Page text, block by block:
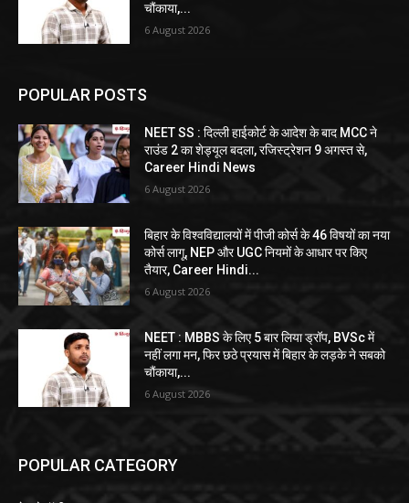
चौंकाया,...
6 August 2026
POPULAR POSTS
NEET SS : दिल्ली हाईकोर्ट के आदेश के बाद MCC ने
राउंड 2 का शेड्यूल बदला, रजिस्ट्रेशन 9 अगस्त से,
Career Hindi News
6 August 2026
बिहार के विश्वविद्यालयों में पीजी कोर्स के 46 विषयों का नया
कोर्स लागू, NEP और UGC नियमों के आधार पर किए
तैयार, Career Hindi...
6 August 2026
NEET : MBBS के लिए 5 बार लिया ड्रॉप, BVSc में
नहीं लगा मन, फिर छठे प्रयास में बिहार के लड़के ने सबको
चौंकाया,...
6 August 2026
POPULAR CATEGORY